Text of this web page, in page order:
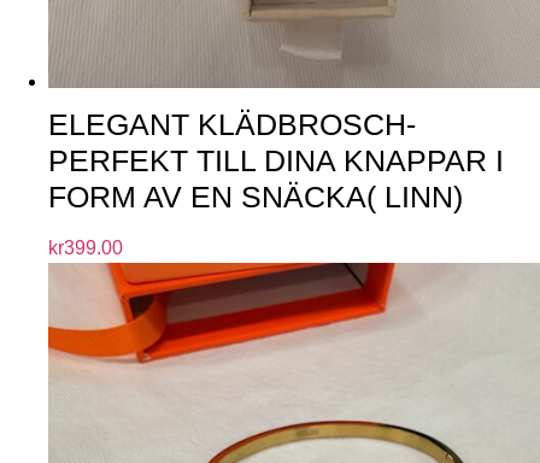
ELEGANT KLÄDBROSCH-
PERFEKT TILL DINA KNAPPAR I
FORM AV EN SNÄCKA( LINN)
kr399.00